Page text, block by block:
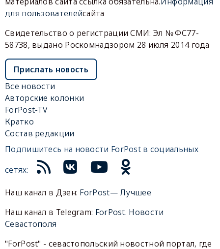
для пользователейсайта
Свидетельство о регистрации СМИ: Эл № ФС77-
58738, выдано Роскомнадзором 28 июля 2014 года
Прислать новость
Все новости
Авторские колонки
ForPost-TV
Кратко
Состав редакции
Подпишитесь на новости ForPost в социальных
сетях:
Наш канал в Дзен: ForPost— Лучшее
Наш канал в Telegram: ForPost. Новости
Севастополя
"ForPost" - севастопольский новостной портал, где